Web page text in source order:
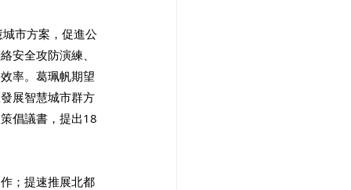
市方案，促進公
安全攻防演練、
率。葛珮帆期望
展智慧城市群方
倡議書，提出18
；提速推展北都